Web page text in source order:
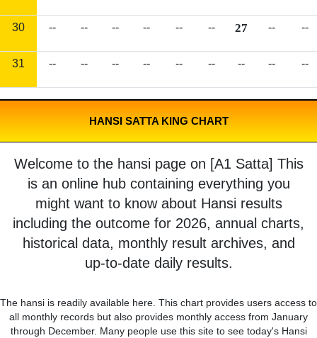
30 -- -- -- -- -- -- 27 -- --
31 -- -- -- -- -- -- -- -- --
HANSI SATTA KING CHART
Welcome to the hansi page on [A1 Satta] This
is an online hub containing everything you
might want to know about Hansi results
including the outcome for 2026, annual charts,
historical data, monthly result archives, and
up-to-date daily results.
The hansi is readily available here. This chart provides users access to
all monthly records but also provides monthly access from January
through December. Many people use this site to see today's Hansi